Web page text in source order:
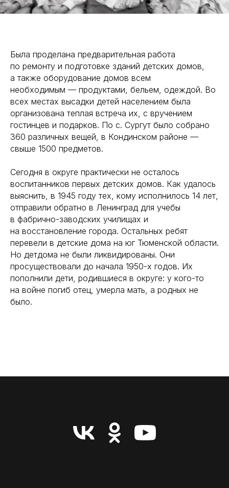
Была проделана предварительная работа
по ремонту и подготовке зданий детских домов,
а также оборудование домов всем
необходимым — продуктами, бельем, одеждой. Во
всех местах высадки детей населением была
организована теплая встреча их, с вручением
гостинцев и подарков. По с. Сургут было собрано
360 различных вещей, в Кондинском районе —
свыше 1500 предметов.
Сегодня в округе практически не осталось
воспитанников первых детских домов. Как удалось
выяснить, в 1945 году тех, кому исполнилось 14 лет,
отправили обратно в Ленинград для учебы
в фабрично-заводских училищах и
на восстановление города. Остальных ребят
перевели в детские дома на юг Тюменской области.
Но детдома не были ликвидированы. Они
просуществовали до начала 1950-х годов. Их
пополнили дети, родившиеся в округе: у кого-то
на войне погиб отец, умерла мать, а родных не
было.